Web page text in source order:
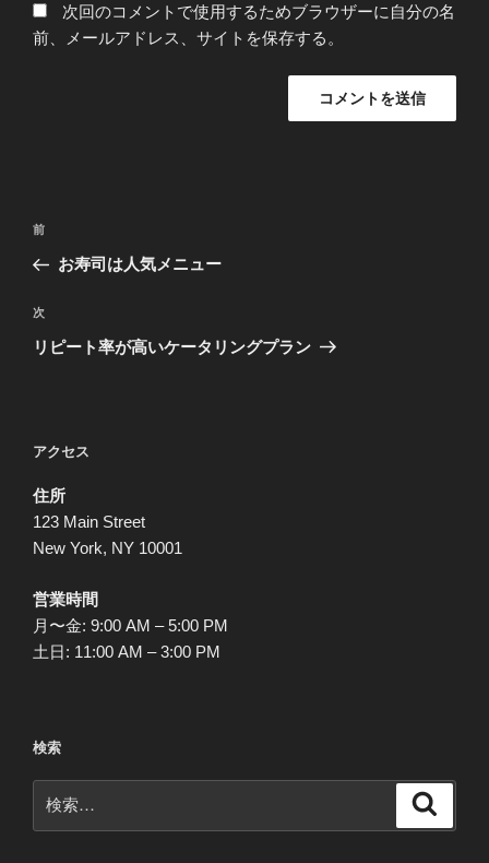
次回のコメントで使用するためブラウザーに自分の名
前、メールアドレス、サイトを保存する。
投
ナ
ビ
ゲ
ン
前
の
稿
前
お寿司は人気メニュー
次
の
次
リピート率が高いケータリングプラン
アクセス
住所
123 Main Street
New York, NY 10001
営業時間
月〜金: 9:00 AM – 5:00 PM
土日: 11:00 AM – 3:00 PM
検索
索: